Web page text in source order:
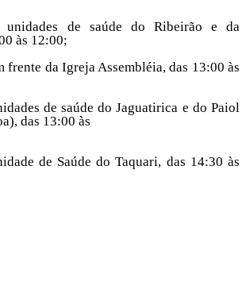
de saúde do Ribeirão e da
às 12:00;⠀
frente da Igreja Assembléia, das 13:00 às
de saúde do Jaguatirica e do Paiol
das 13:00 às
de Saúde do Taquari, das 14:30 às